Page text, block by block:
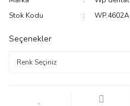
Stok Kodu
WP.4602A
Seçenekler